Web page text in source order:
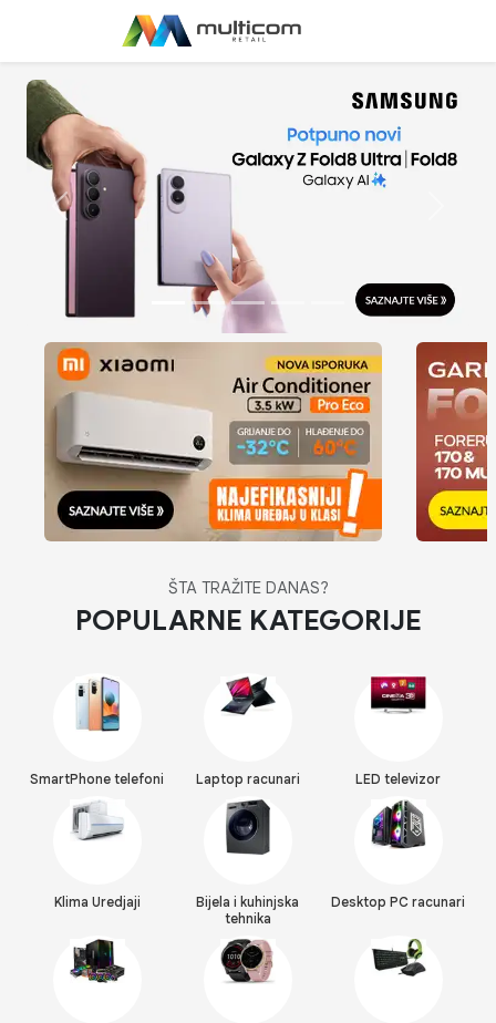
Previous
ŠTA TRAŽITE DANAS?
POPULARNE KATEGORIJE
SmartPhone telefoni Laptop racunari LED televizor
Klima Uredjaji
Bijela i kuhinjska
tehnika
Desktop PC racunari